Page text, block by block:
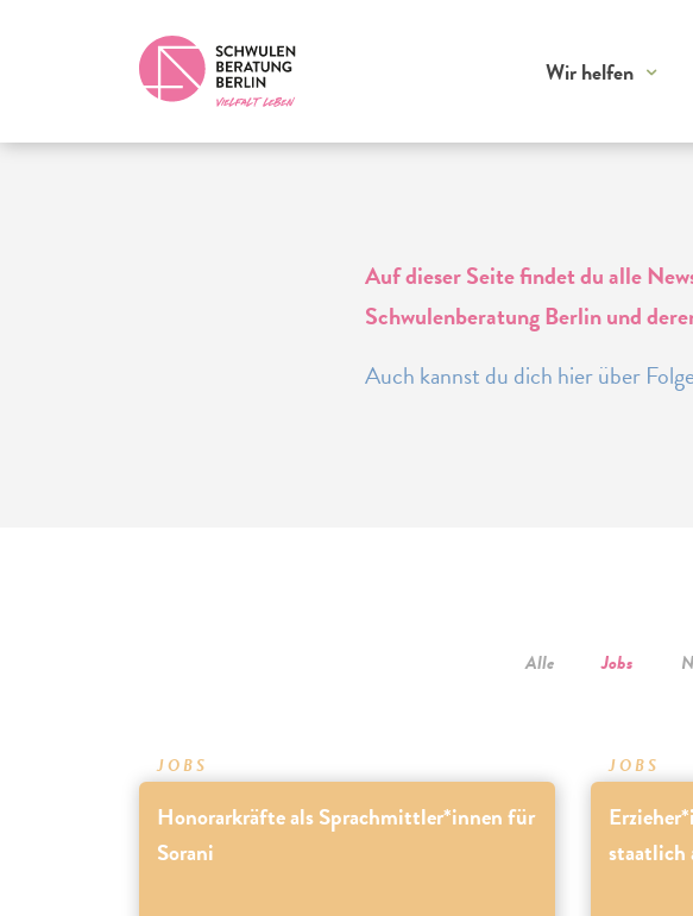
Wir helfen
Auf dieser Seite findet du alle
Schwulenberatung Berlin und
Auch kannst du dich hier über
Alle Jobs
JOBS
Honorarkräfte als Sprachmittler*innen für
Sorani
JOBS
staatlich